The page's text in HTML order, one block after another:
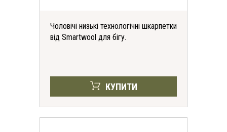
Чоловічі низькі технологічні шкарпетки
від Smartwool для бігу.
КУПИТИ